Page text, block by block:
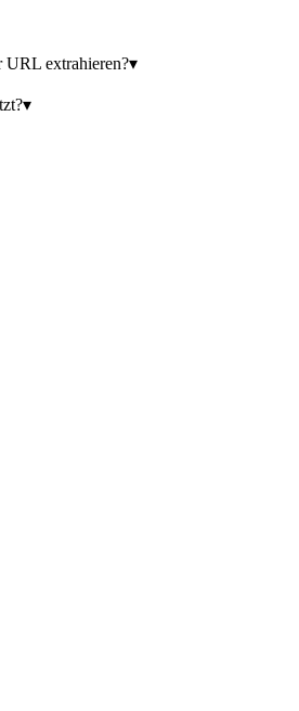
URL extrahieren?▾
▾